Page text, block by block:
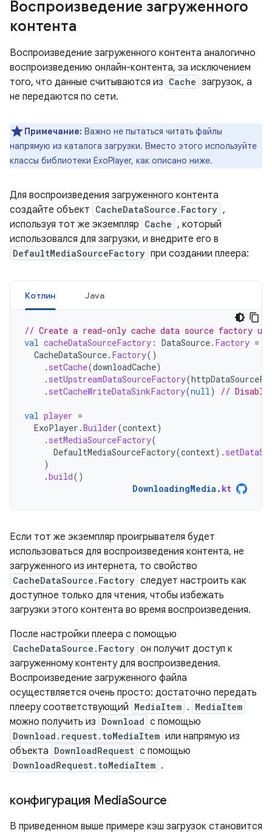
Воспроизведение загруженного
контента
Воспроизведение загруженного контента аналогично
воспроизведению онлайн-контента, за исключением
того, что данные считываются из Cache загрузок, а
не передаются по сети.
Примечание: Важно не пытаться читать файлы
напрямую из каталога загрузки. Вместо этого используйте
классы библиотеки ExoPlayer, как описано ниже.
Для воспроизведения загруженного контента
создайте объект CacheDataSource.Factory ,
используя тот же экземпляр Cache , который
использовался для загрузки, и внедрите его в
DefaultMediaSourceFactory при создании плеера:
Котлин Java
// Create a read-only cache data source factory
val cacheDataSourceFactory : DataSource. Factory =
CacheDataSource. Factory()
. setCache(downloadCache)
. setUpstreamDataSourceFactory(
. setCacheWriteDataSinkFactory(null ) //
val player =
ExoPlayer .Builder(context)
. setMediaSourceFactory(
DefaultMediaSourceFactory(context).
)
.build()
DownloadingMedia . kt
Если тот же экземпляр проигрывателя будет
использоваться для воспроизведения контента, не
загруженного из интернета, то свойство
CacheDataSource.Factory следует настроить как
доступное только для чтения, чтобы избежать
загрузки этого контента во время воспроизведения.
После настройки плеера с помощью
CacheDataSource.Factory он получит доступ к
загруженному контенту для воспроизведения.
Воспроизведение загруженного файла
осуществляется очень просто: достаточно передать
плееру соответствующий MediaItem . MediaItem
можно получить из Download с помощью
Download.request.toMediaItem или напрямую из
объекта DownloadRequest с помощью
DownloadRequest.toMediaItem .
конфигурация MediaSource
В приведенном выше примере кэш загрузок становится